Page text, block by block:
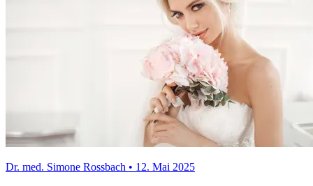
Dr. med. Simone Rossbach • 12. Mai 2025